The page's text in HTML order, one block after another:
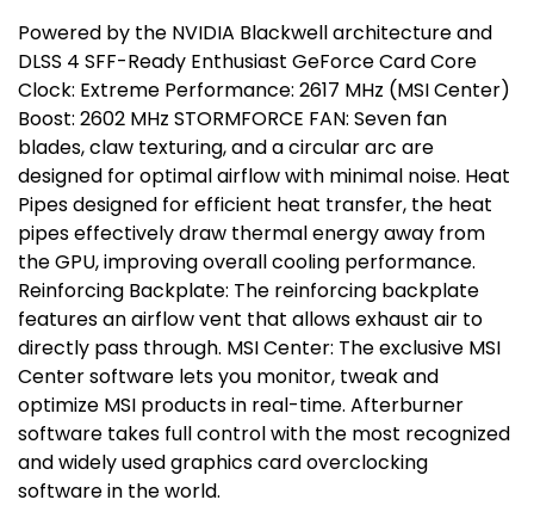
Powered by the NVIDIA Blackwell architecture and
DLSS 4 SFF-Ready Enthusiast GeForce Card Core
Clock: Extreme Performance: 2617 MHz (MSI Center)
Boost: 2602 MHz STORMFORCE FAN: Seven fan
blades, claw texturing, and a circular arc are
designed for optimal airflow with minimal noise. Heat
Pipes designed for efficient heat transfer, the heat
pipes effectively draw thermal energy away from
the GPU, improving overall cooling performance.
Reinforcing Backplate: The reinforcing backplate
features an airflow vent that allows exhaust air to
directly pass through. MSI Center: The exclusive MSI
Center software lets you monitor, tweak and
optimize MSI products in real-time. Afterburner
software takes full control with the most recognized
and widely used graphics card overclocking
software in the world.